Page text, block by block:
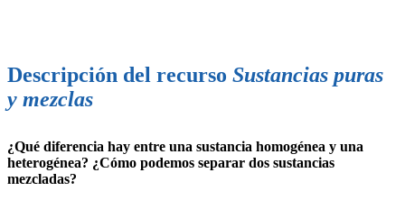
Descripción del recurso Sustancias puras
y mezclas​
¿Qué diferencia hay entre una sustancia homogénea y una
heterogénea? ¿Cómo podemos separar dos sustancias
mezcladas?